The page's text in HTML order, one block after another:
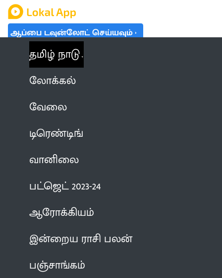
ஆப்பை டவுன்லோட் செய்யவும்
தமிழ் நாடு
லோக்கல்
வேலை
டிரெண்டிங்
வானிலை
பட்ஜெட் 2023-24
ஆரோக்கியம்
இன்றைய ராசி பலன்
பஞ்சாங்கம்